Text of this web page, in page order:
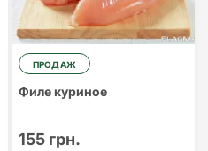
ПРОДАЖ
Филе куриное
155 грн.